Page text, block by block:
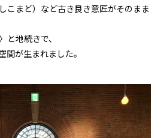
こまど）など古き良き意匠がそのまま
と地続きで、
間が生まれました。